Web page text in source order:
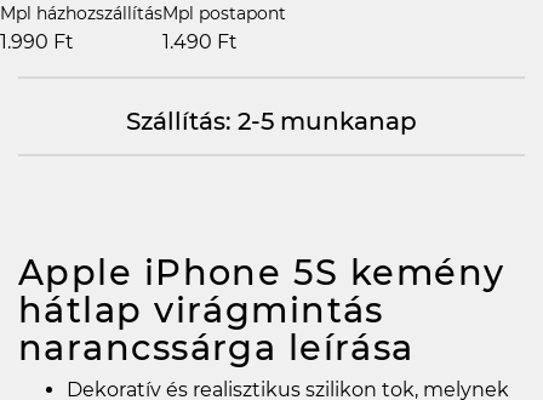
Mpl házhozszállítás
1.990 Ft
Mpl postapont
1.490 Ft
Szállítás: 2-5 munkanap
Apple iPhone 5S kemény
hátlap virágmintás
narancssárga leírása
Dekoratív és realisztikus szilikon tok, melynek